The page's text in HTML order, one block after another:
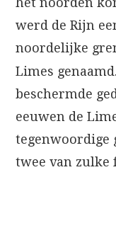
werd de Rijn
noordelijke
Limes
beschermde
eeuwen de
tegenwoordige
twee van zulke